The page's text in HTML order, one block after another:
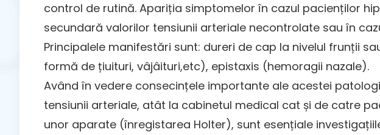
control de rutină. Apariția simptomelor în cazul pacienților
secundară valorilor tensiunii arteriale necontrolate sau în
Principalele manifestări sunt: dureri de cap la nivelul frunții
formă de țiuituri, vâjâituri,etc), epistaxis (hemoragii nazale).
Având în vedere consecințele importante ale acestei
tensiunii arteriale, atât la cabinetul medical cat și de catre
unor aparate (înregistarea Holter), sunt esențiale